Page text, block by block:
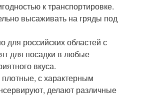
к транспортировке.
высаживать на гряды под
для российских областей с
для посадки в любые
вкуса.
с характерным
делают различные